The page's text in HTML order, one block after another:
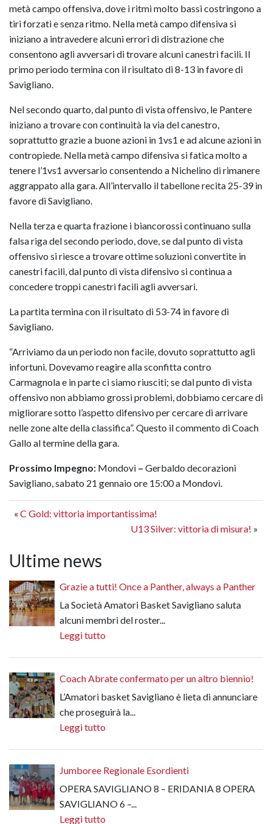
metà campo offensiva, dove i ritmi molto bassi costringono a
tiri forzati e senza ritmo. Nella metà campo difensiva si
iniziano a intravedere alcuni errori di distrazione che
consentono agli avversari di trovare alcuni canestri facili. Il
primo periodo termina con il risultato di 8-13 in favore di
Savigliano.
Nel secondo quarto, dal punto di vista offensivo, le Pantere
iniziano a trovare con continuità la via del canestro,
soprattutto grazie a buone azioni in 1vs1 e ad alcune azioni in
contropiede. Nella metà campo difensiva si fatica molto a
tenere l’1vs1 avversario consentendo a Nichelino di rimanere
aggrappato alla gara. All’intervallo il tabellone recita 25-39 in
favore di Savigliano.
Nella terza e quarta frazione i biancorossi continuano sulla
falsa riga del secondo periodo, dove, se dal punto di vista
offensivo si riesce a trovare ottime soluzioni convertite in
canestri facili, dal punto di vista difensivo si continua a
concedere troppi canestri facili agli avversari.
La partita termina con il risultato di 53-74 in favore di
Savigliano.
“Arriviamo da un periodo non facile, dovuto soprattutto agli
infortuni. Dovevamo reagire alla sconfitta contro
Carmagnola e in parte ci siamo riusciti; se dal punto di vista
offensivo non abbiamo grossi problemi, dobbiamo cercare di
migliorare sotto l’aspetto difensivo per cercare di arrivare
nelle zone alte della classifica”. Questo il commento di Coach
Gallo al termine della gara.
Prossimo Impegno: Mondovì – Gerbaldo decorazioni
Savigliano, sabato 21 gennaio ore 15:00 a Mondovì.
« C Gold: vittoria importantissima!
U13 Silver: vittoria di misura! »
Ultime news
Grazie a tutti! Once a Panther, always a Panther
La Società Amatori Basket Savigliano saluta
alcuni membri del roster...
Leggi tutto
Coach Abrate confermato per un altro biennio!
L’Amatori basket Savigliano è lieta di annunciare
che proseguirà la...
Leggi tutto
Jumboree Regionale Esordienti
OPERA SAVIGLIANO 8 – ERIDANIA 8 OPERA
SAVIGLIANO 6 –...
Leggi tutto